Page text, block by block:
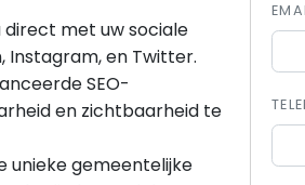
direct met uw sociale
Instagram, en Twitter.
SEO-
en zichtbaarheid te
unieke gemeentelijke